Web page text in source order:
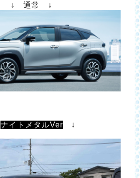
↓ 通常 ↓
ナイトメタルVer ↓